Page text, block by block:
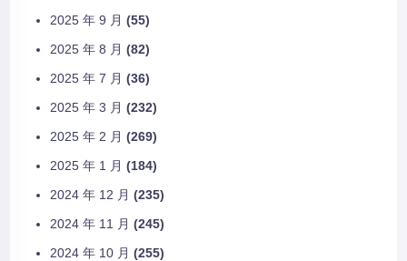
2025 年 9 月 (55)
2025 年 8 月 (82)
2025 年 7 月 (36)
2025 年 3 月 (232)
2025 年 2 月 (269)
2025 年 1 月 (184)
2024 年 12 月 (235)
2024 年 11 月 (245)
2024 年 10 月 (255)